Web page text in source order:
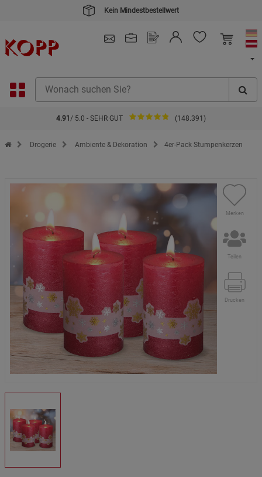
Kein Mindestbestellwert
4.91 / 5.0 - SEHR GUT (148.391)
Zur Startseite des Kopp Verlag Online-Shop
Drogerie Ambiente & Dekoration 4er-Pack Stumpenkerzen
Merken
Teilen
Drucken